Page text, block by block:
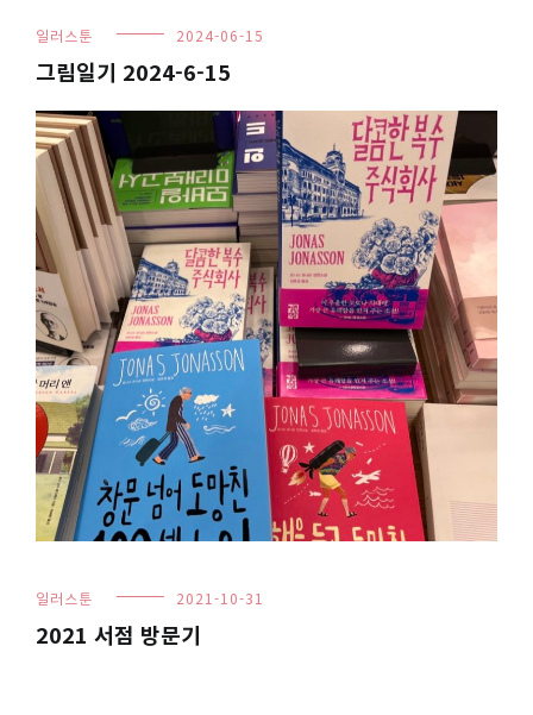
일러스툰 2024-06-15
그림일기 2024-6-15
일러스툰 2021-10-31
2021 서점 방문기